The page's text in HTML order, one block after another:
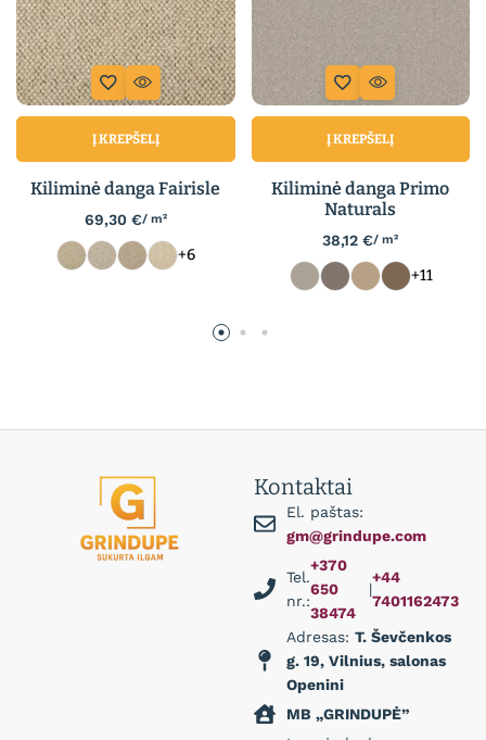
Į KREPŠELĮ
Kiliminė danga Fairisle
69,30 €/ m²
+6
Į KREPŠELĮ
Kiliminė danga Primo
Naturals
38,12€/ m²
+11
Kontaktai
El. paštas:
gm@grindupe.com
Tel.
nr.:
+370
650
38474
|
+44
7401162473
Adresas: T. Ševčenkos
g. 19, Vilnius, salonas
Openini
MB „GRINDUPĖ”